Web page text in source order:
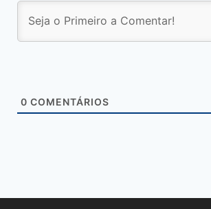
0 COMENTÁRIOS